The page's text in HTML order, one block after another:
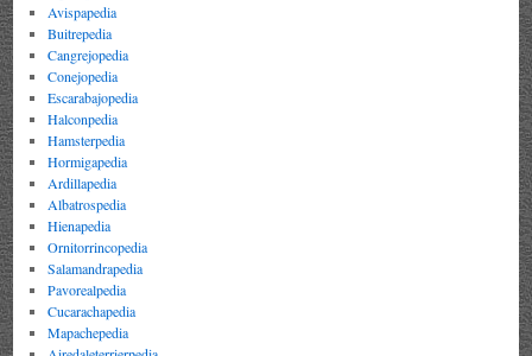
Avispapedia
Buitrepedia
Cangrejopedia
Conejopedia
Escarabajopedia
Halconpedia
Hamsterpedia
Hormigapedia
Ardillapedia
Albatrospedia
Hienapedia
Ornitorrincopedia
Salamandrapedia
Pavorealpedia
Cucarachapedia
Mapachepedia